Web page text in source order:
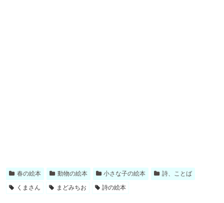
春の絵本 動物の絵本 小さな子の絵本
詩、ことば
くまさん
まどみちお 詩の絵本